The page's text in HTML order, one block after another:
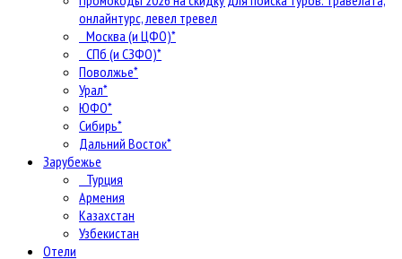
онлайнтурс, левел тревел
Москва (и ЦФО)*
СПб (и СЗФО)*
Поволжье*
Урал*
ЮФО*
Сибирь*
Дальний Восток*
Зарубежье
Турция
Армения
Казахстан
Узбекистан
Отели